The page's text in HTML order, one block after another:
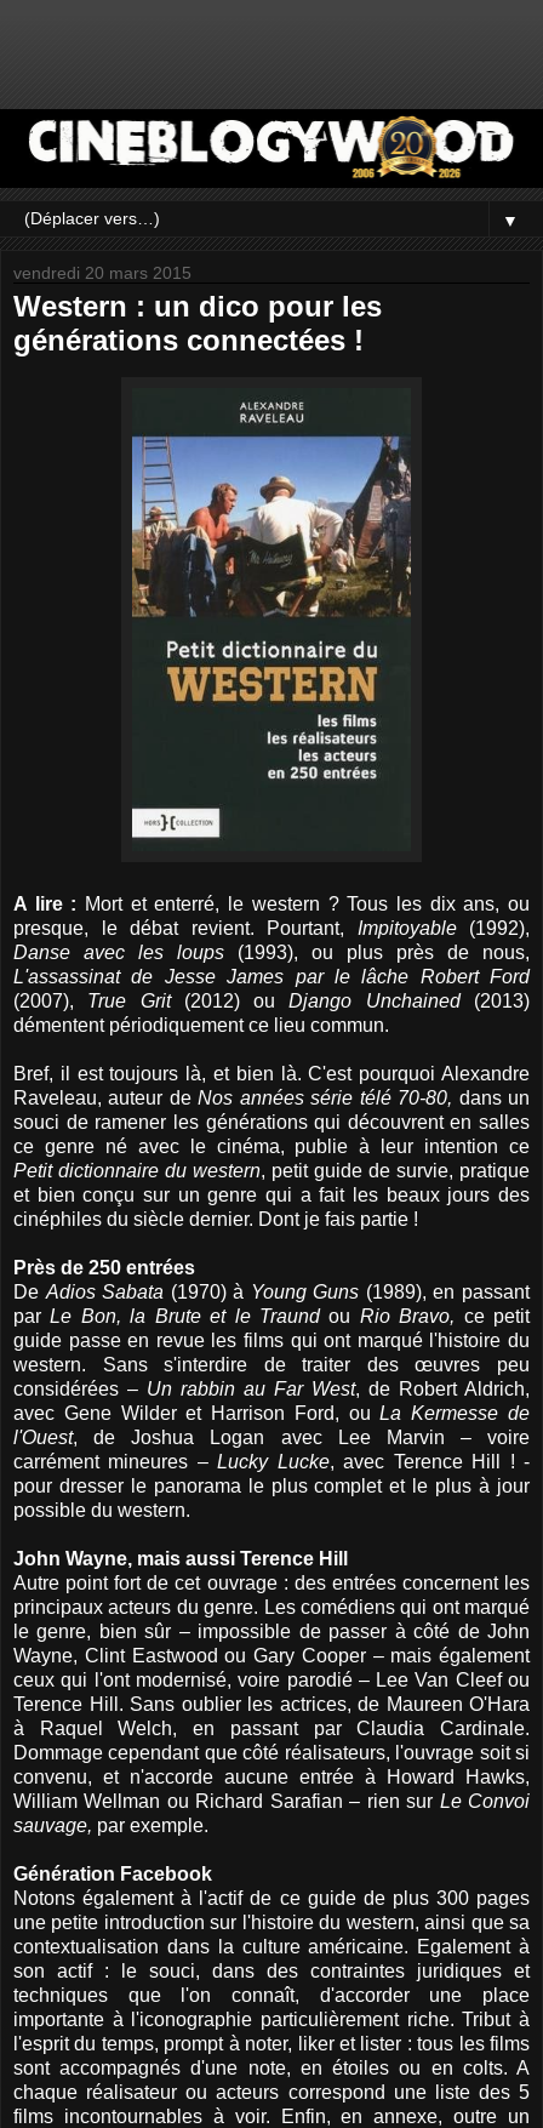
▼
vendredi 20 mars 2015
Western : un dico pour les
générations connectées !
A lire : Mort et enterré, le western ? Tous les dix ans, ou
presque, le débat revient. Pourtant, Impitoyable(1992),
Danse avec les loups (1993), ou plus près de nous,
L'assassinat de Jesse James par le lâche Robert Ford
(2007), True Grit(2012) ou Django Unchained(2013)
démentent périodiquement ce lieu commun.
Bref, il est toujours là, et bien là. C'est pourquoi Alexandre
Raveleau, auteur deNos années série télé 70-80, dans un
souci de ramener les générations qui découvrent en salles
ce genre né avec le cinéma, publie à leur intention ce
Petit dictionnaire du western, petit guide de survie, pratique
et bien conçu sur un genre qui a fait les beaux jours des
cinéphiles du siècle dernier. Dont je fais partie !
Près de 250 entrées
De Adios Sabata (1970) à Young Guns (1989), en passant
parLe Bon, la Brute et le Traundou Rio Bravo, ce petit
guide passe en revue les films qui ont marqué l'histoire du
western. Sans s'interdire de traiter des œuvres peu
considérées – Un rabbin au Far West, de Robert Aldrich,
avec Gene Wilder et Harrison Ford, ouLa Kermesse de
l'Ouest, de Joshua Logan avec Lee Marvin – voire
carrément mineures –Lucky Lucke, avec Terence Hill ! -
pour dresser le panorama le plus complet et le plus à jour
possible du western.
John Wayne, mais aussi Terence Hill
Autre point fort de cet ouvrage : des entrées concernent les
principaux acteurs du genre. Les comédiens qui ont marqué
le genre, bien sûr – impossible de passer à côté de John
Wayne, Clint Eastwood ou Gary Cooper – mais également
ceux qui l'ont modernisé, voire parodié – Lee Van Cleef ou
Terence Hill. Sans oublier les actrices, de Maureen O'Hara
à Raquel Welch, en passant par Claudia Cardinale.
Dommage cependant que côté réalisateurs, l'ouvrage soit si
convenu, et n'accorde aucune entrée à Howard Hawks,
William Wellman ou Richard Sarafian – rien sur Le Convoi
sauvage, par exemple.
Génération Facebook
Notons également à l'actif de ce guide de plus 300 pages
une petite introduction sur l'histoire du western, ainsi que sa
contextualisation dans la culture américaine. Egalement à
son actif : le souci, dans des contraintes juridiques et
techniques que l'on connaît, d'accorder une place
importante à l'iconographie particulièrement riche. Tribut à
l'esprit du temps, prompt à noter, liker et lister : tous les films
sont accompagnés d'une note, en étoiles ou en colts. A
chaque réalisateur ou acteurs correspond une liste des 5
films incontournables à voir. Enfin, en annexe, outre un